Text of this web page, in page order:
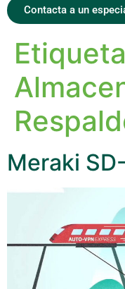
Contacta a un
Meraki